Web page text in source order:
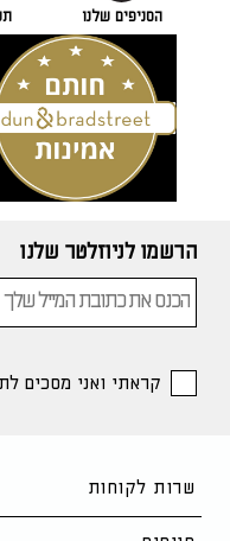
הסניפים שלנו
הרשמו לניוזלטר שלנו
קראתי ואני מסכים
שרות לקוחות